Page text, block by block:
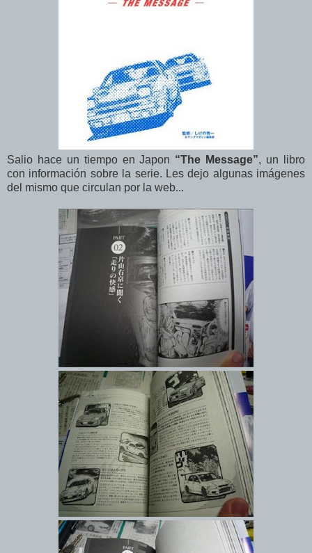
Salio hace un tiempo en Japon “The Message”, un libro
con información sobre la serie. Les dejo algunas imágenes
del mismo que circulan por la web...